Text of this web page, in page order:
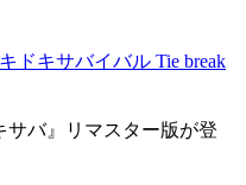
ドキサバイバル Tie break
サバ』リマスター版が登